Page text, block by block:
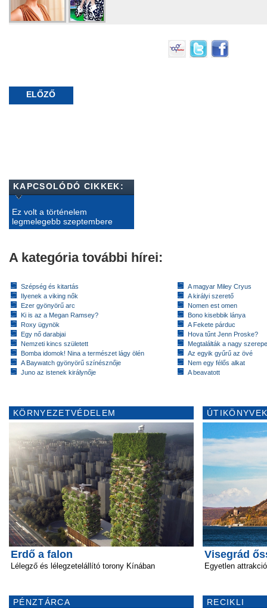
ELŐZŐ
KAPCSOLÓDÓ CIKKEK:
Ez volt a történelem
legmelegebb szeptembere
A kategória további hírei:
Szépség és kitartás
Ilyenek a viking nők
Ezer gyönyörű arc
Ki is az a Megan Ramsey?
Roxy ügynök
Egy nő darabjai
Nemzeti kincs született
Bomba idomok! Nina a természet lágy ölén
A Baywatch gyönyörű színésznője
Juno az istenek királynője
A magyar Miley Cryus
A királyi szerető
Nomen est omen
Bono kisebbik lánya
A Fekete párduc
Hova tűnt Jenn Proske?
Megtalálták a nagy
Az egyik gyűrű az övé
Nem egy félős alkat
A beavatott
KÖRNYEZETVÉDELEM
Erdő a falon
Lélegző és lélegzetelállító torony Kínában
PÉNZTÁRCA
Visegrád
Egyetlen
RECIKLI